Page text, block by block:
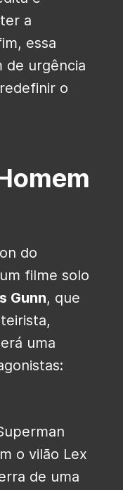
a
essa
de urgência
o
do
filme solo
Gunn, que
uma
o vilão Lex
de uma